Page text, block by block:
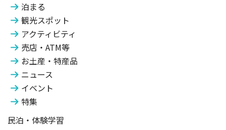
泊まる
観光スポット
アクティビティ
売店・ATM等
お土産・特産品
ニュース
イベント
特集
民泊・体験学習